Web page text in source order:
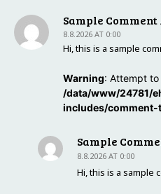
Sample
8.8.2026 AT 0:00
Hi, this is a sample
Warning: Attempt
/data/www/24781/
includes/comment-
Sample
8.8.2026 AT 0:00
Hi, this is a sample